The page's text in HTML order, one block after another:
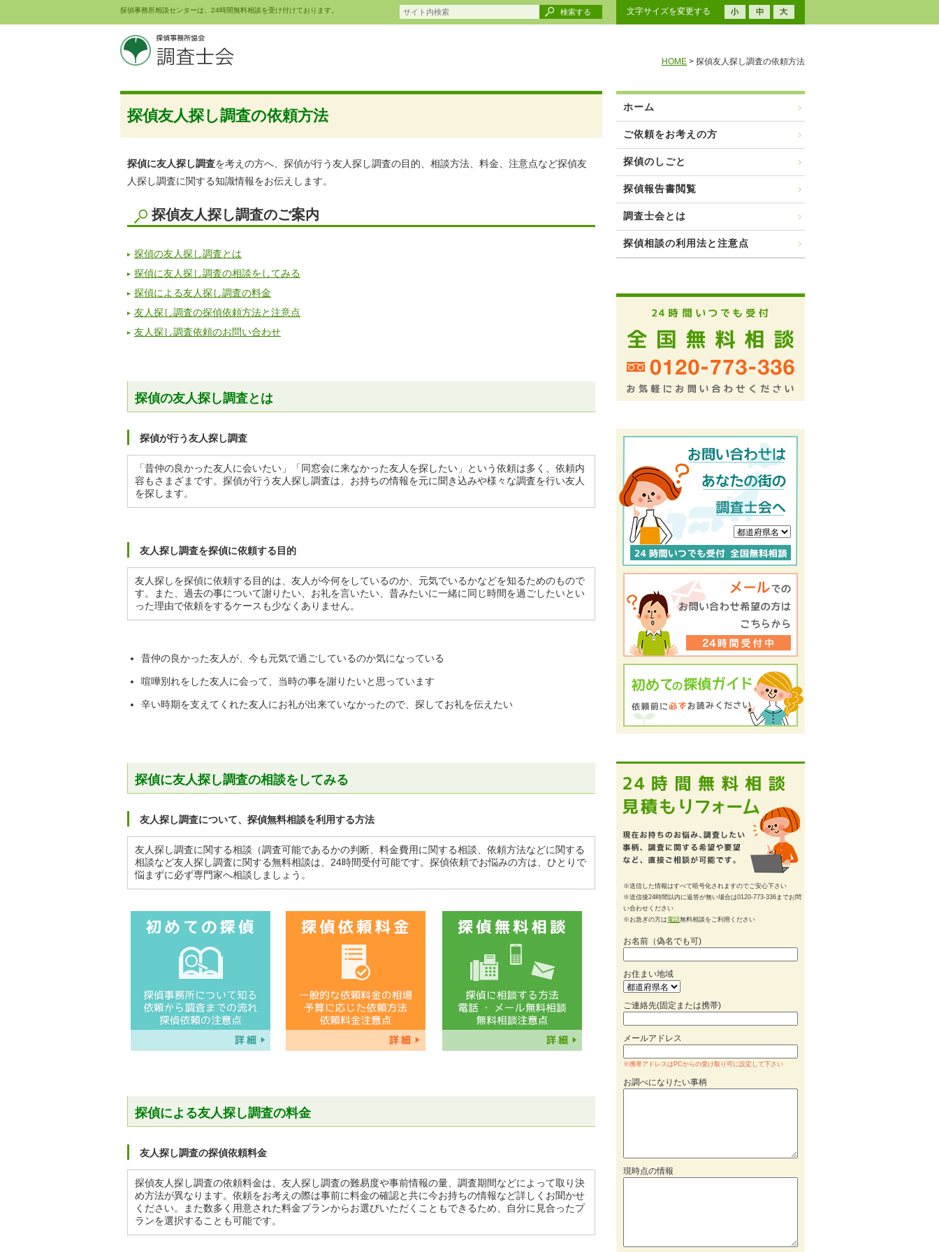
探偵友人探し調査の依頼方法
探偵に友人探し調査を考えの方へ、探偵が行う友人探し調査の目的、相談方法、料金、注意点など探偵友
人探し調査に関する知識情報をお伝えします。
探偵友人探し調査のご案内
探偵の友人探し調査とは
探偵に友人探し調査の相談をしてみる
探偵による友人探し調査の料金
友人探し調査の探偵依頼方法と注意点
友人探し調査依頼のお問い合わせ
探偵の友人探し調査とは
探偵が行う友人探し調査
「昔仲の良かった友人に会いたい」「同窓会に来なかった友人を探したい」という依頼は多く、依頼内
容もさまざまです。探偵が行う友人探し調査は、お持ちの情報を元に聞き込みや様々な調査を行い友人
を探します。
友人探し調査を探偵に依頼する目的
友人探しを探偵に依頼する目的は、友人が今何をしているのか、元気でいるかなどを知るためのもので
す。また、過去の事について謝りたい、お礼を言いたい、昔みたいに一緒に同じ時間を過ごしたいとい
った理由で依頼をするケースも少なくありません。
昔仲の良かった友人が、今も元気で過ごしているのか気になっている
喧嘩別れをした友人に会って、当時の事を謝りたいと思っています
辛い時期を支えてくれた友人にお礼が出来ていなかったので、探してお礼を伝えたい
探偵に友人探し調査の相談をしてみる
友人探し調査について、探偵無料相談を利用する方法
友人探し調査に関する相談（調査可能であるかの判断、料金費用に関する相談、依頼方法などに関する
相談など友人探し調査に関する無料相談は、24時間受付可能です。探偵依頼でお悩みの方は、ひとりで
悩まずに必ず専門家へ相談しましょう。
探偵による友人探し調査の料金
友人探し調査の探偵依頼料金
探偵友人探し調査の依頼料金は、友人探し調査の難易度や事前情報の量、調査期間などによって取り決
め方法が異なります。依頼をお考えの際は事前に料金の確認と共に今お持ちの情報など詳しくお聞かせ
ください。また数多く用意された料金プランからお選びいただくこともできるため、自分に見合ったプ
ランを選択することも可能です。
ホーム
ご依頼をお考えの方
探偵のしごと
探偵報告書閲覧
調査士会とは
探偵相談の利用法と注意点
※送信した情報はすべて暗号化されますのでご安心下さい
※送信後24時間以内に返答が無い場合は0120-773-336までお問
い合わせください
※お急ぎの方は 電話無料相談をご利用ください
お名前（偽名でも可)
お住まい地域
ご連絡先(固定または携帯)
メールアドレス
※携帯アドレスはPCからの受け取り可に設定して下さい
お調べになりたい事柄
現時点の情報
HOME > 探偵友人探し調査の依頼方法
探偵事務所相談センターは、24時間無料相談を受け付けております。 検索する 文字サイズを変更する